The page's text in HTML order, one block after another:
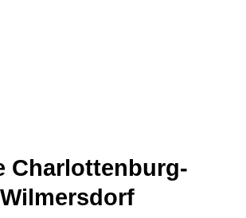
Charlottenburg-
Wilmersdorf